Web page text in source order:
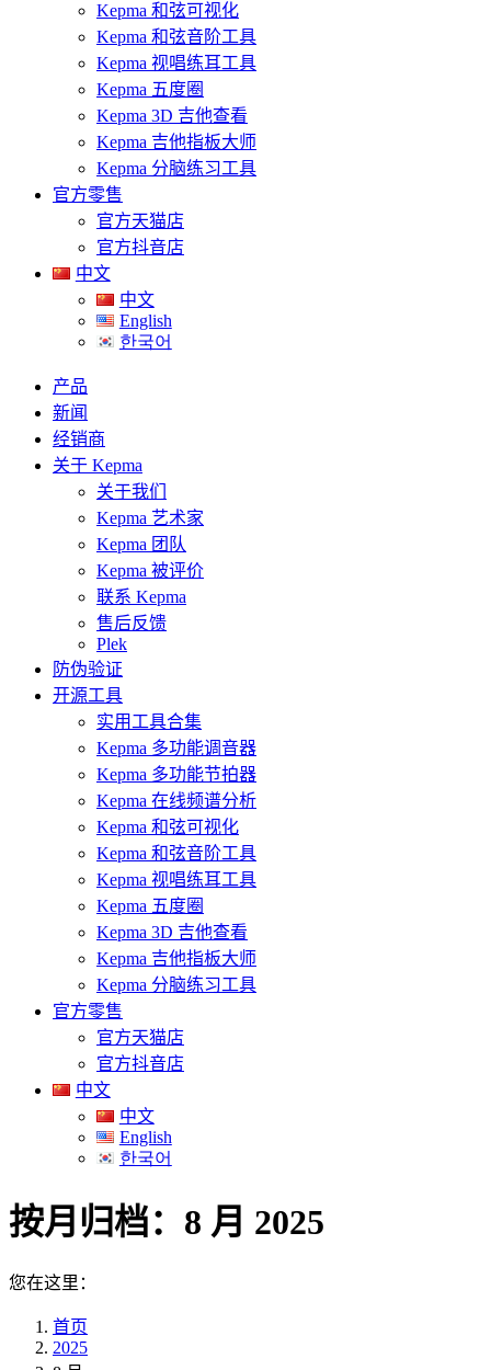
Kepma 和弦可视化
Kepma 和弦音阶工具
Kepma 视唱练耳工具
Kepma 五度圈
Kepma 3D 吉他查看
Kepma 吉他指板大师
Kepma 分脑练习工具
官方零售
官方天猫店
官方抖音店
中文
中文
English
한국어
产品
新闻
经销商
关于 Kepma
关于我们
Kepma 艺术家
Kepma 团队
Kepma 被评价
联系 Kepma
售后反馈
Plek
防伪验证
开源工具
实用工具合集
Kepma 多功能调音器
Kepma 多功能节拍器
Kepma 在线频谱分析
Kepma 和弦可视化
Kepma 和弦音阶工具
Kepma 视唱练耳工具
Kepma 五度圈
Kepma 3D 吉他查看
Kepma 吉他指板大师
Kepma 分脑练习工具
官方零售
官方天猫店
官方抖音店
中文
中文
English
한국어
按月归档： 8 月 2025
您在这里：
首页
2025